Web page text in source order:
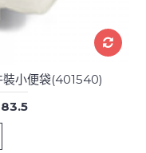
小便袋(401540)